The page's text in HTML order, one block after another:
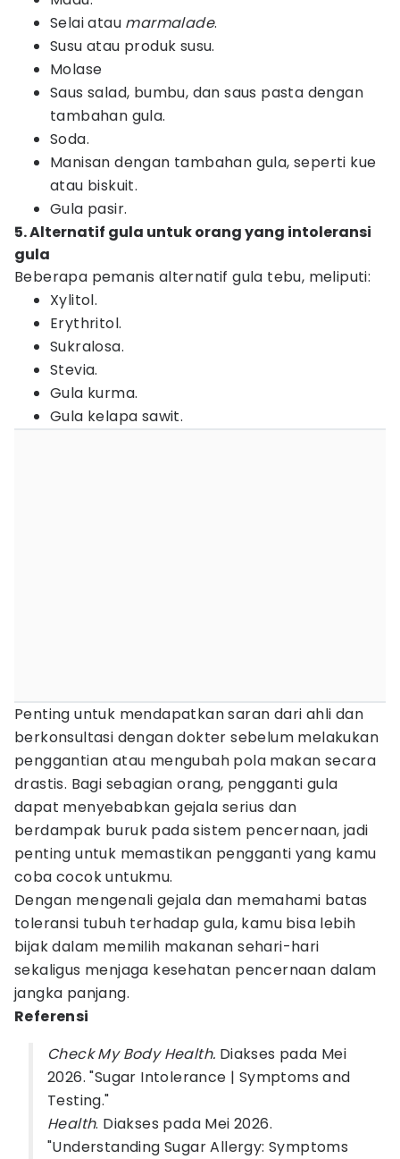
Selai atau marmalade.
Susu atau produk susu.
Molase
Saus salad, bumbu, dan saus pasta dengan
tambahan gula.
Soda.
Manisan dengan tambahan gula, seperti kue
atau biskuit.
Gula pasir.
5. Alternatif gula untuk orang yang intoleransi
gula
Beberapa pemanis alternatif gula tebu, meliputi:
Xylitol.
Erythritol.
Sukralosa.
Stevia.
Gula kurma.
Gula kelapa sawit.
Penting untuk mendapatkan saran dari ahli dan
berkonsultasi dengan dokter sebelum melakukan
penggantian atau mengubah pola makan secara
drastis. Bagi sebagian orang, pengganti gula
dapat menyebabkan gejala serius dan
berdampak buruk pada sistem pencernaan, jadi
penting untuk memastikan pengganti yang kamu
coba cocok untukmu.
Dengan mengenali gejala dan memahami batas
toleransi tubuh terhadap gula, kamu bisa lebih
bijak dalam memilih makanan sehari-hari
sekaligus menjaga kesehatan pencernaan dalam
jangka panjang.
Referensi
Check My Body Health. Diakses pada Mei
2026. "Sugar Intolerance | Symptoms and
Testing."
Health. Diakses pada Mei 2026.
"Understanding Sugar Allergy: Symptoms